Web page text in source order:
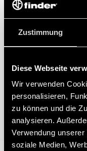
Zustimmung
Diese Webseite
Wir verwenden
personalisieren,
zu können und die
analysieren.
Verwendung
soziale Medien,